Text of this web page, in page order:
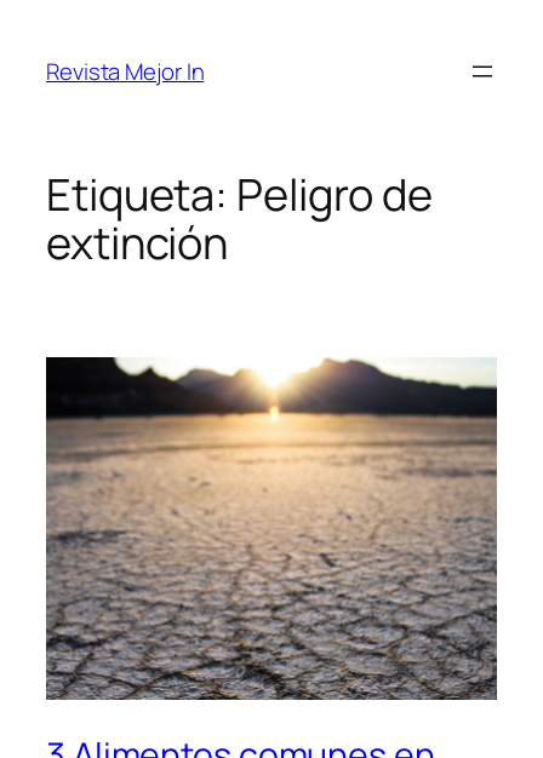
contenido
Revista Mejor In
Etiqueta: Peligro de
extinción